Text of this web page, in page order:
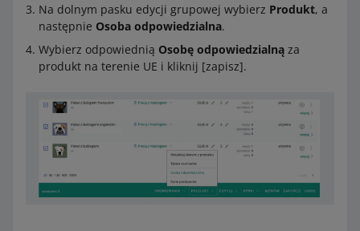
Na dolnym pasku edycji grupowej wybierz Produkt, a
następnie Osoba odpowiedzialna.
Wybierz odpowiednią Osobę odpowiedzialną za
produkt na terenie UE i kliknij [zapisz].